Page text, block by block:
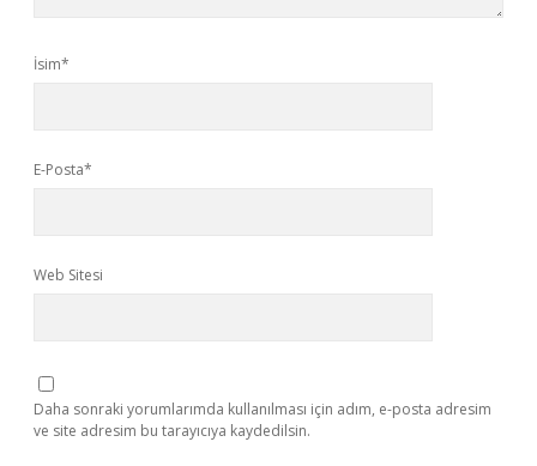
İsim*
E-Posta*
Web Sitesi
Daha sonraki yorumlarımda kullanılması için adım, e-posta adresim
ve site adresim bu tarayıcıya kaydedilsin.